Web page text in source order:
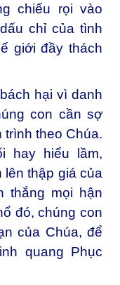
chiếu rọi vào
chỉ của tình
giới đầy thách
hại vì danh
con cần sợ
trình theo Chúa.
hay hiểu lầm,
thập giá của
thắng mọi hận
đó, chúng con
của Chúa, để
quang Phục